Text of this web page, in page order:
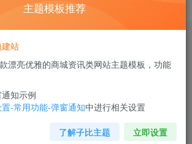
没有写...
评论
主题模板推荐
站
漂亮优雅的商城资讯类网站主题模板，功能
知示例
-常用功能-弹窗通知中进行相关设置
了解子比主题 立即设置